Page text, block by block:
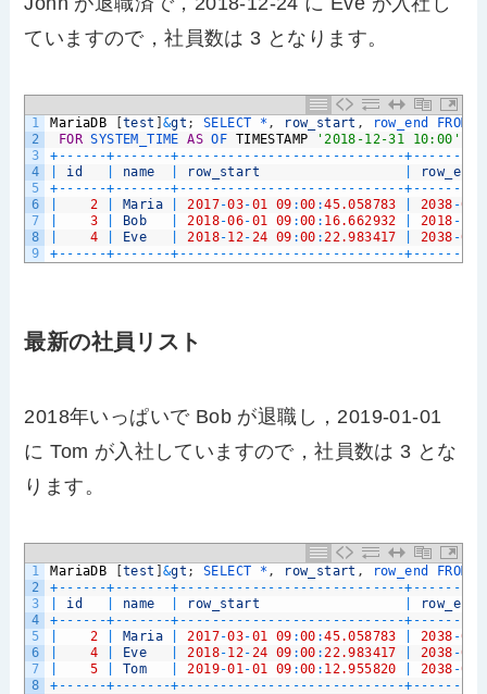
ていますので，社員数は 3 となります。
1
2
3
4
5
6
7
8
9
MariaDB [test ]&gt ; SELECT * , row_start , row_end FROM
FOR SYSTEM_TIME AS OF TIMESTAMP '2018-12-31 10:00'
+ -- -- --+ -- -- -- -+ -- -- -- -- -- -- -- -- -- -- -- -- -- --+ -- -- --
id name row_start
row_end
+ -- -- --+ -- -- -- -+ -- -- -- -- -- -- -- -- -- -- -- -- -- --+ -- -- --
2 Maria 2017-03-01 09 :00 :45.058783 2038 -01
3 Bob 2018-06-01 09 :00 : 16.662932 2018 -
4 Eve 2018-12- 24 09 :00 : 22.983417 2038 -01
+ -- -- --+ -- -- -- -+ -- -- -- -- -- -- -- -- -- -- -- -- -- --+ -- -- --
最新の社員リスト
2018年いっぱいで Bob が退職し，2019-01-01
に Tom が入社していますので，社員数は 3 とな
ります。
1
2
3
4
5
6
7
8
MariaDB [test ]&gt ; SELECT * , row_start , row_end FROM
+ -- -- --+ -- -- -- -+ -- -- -- -- -- -- -- -- -- -- -- -- -- --+ -- -- --
id name row_start
row_end
+ -- -- --+ -- -- -- -+ -- -- -- -- -- -- -- -- -- -- -- -- -- --+ -- -- --
2 Maria 2017-03-01 09 :00 :45.058783 2038 -01
4 Eve 2018-12-24 09 :00 :22.983417 2038 -01
5 Tom 2019-01-01 09 :00 : 12.955820 2038 -01
+ -- -- --+ -- -- -- -+ -- -- -- -- -- -- -- -- -- -- -- -- -- --+ -- -- --